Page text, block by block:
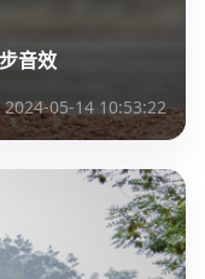
音效
2024-05-14 10:53:22